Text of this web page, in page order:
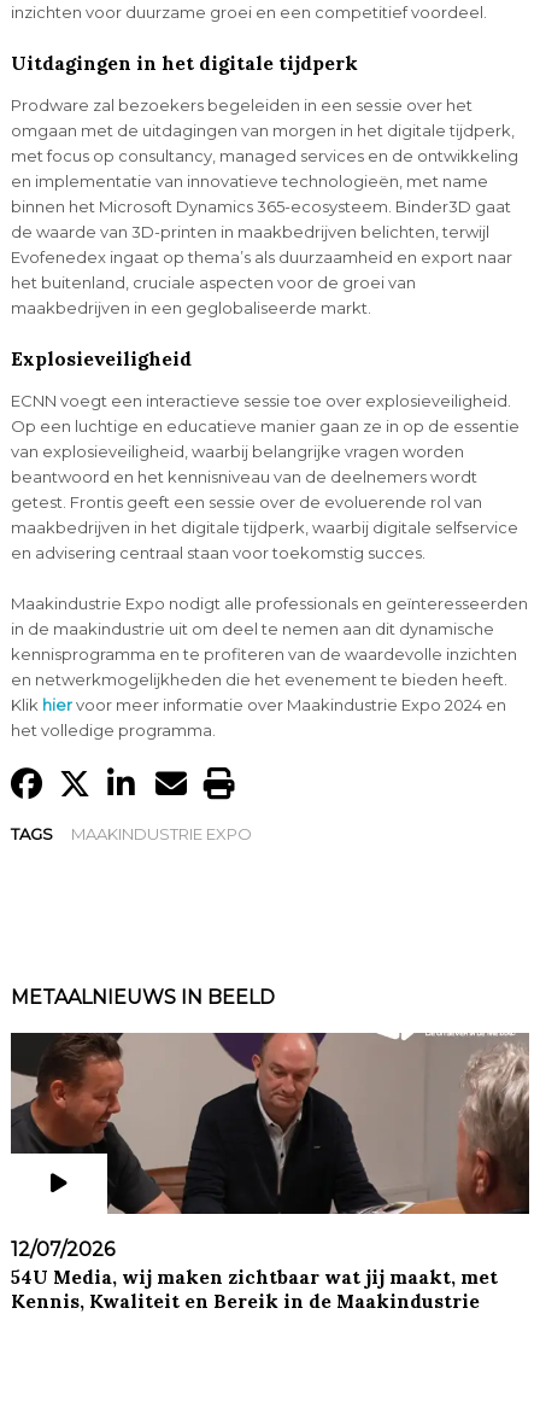
inzichten voor duurzame groei en een competitief voordeel.
Uitdagingen in het digitale tijdperk
Prodware zal bezoekers begeleiden in een sessie over het
omgaan met de uitdagingen van morgen in het digitale tijdperk,
met focus op consultancy, managed services en de ontwikkeling
en implementatie van innovatieve technologieën, met name
binnen het Microsoft Dynamics 365-ecosysteem. Binder3D gaat
de waarde van 3D-printen in maakbedrijven belichten, terwijl
Evofenedex ingaat op thema’s als duurzaamheid en export naar
het buitenland, cruciale aspecten voor de groei van
maakbedrijven in een geglobaliseerde markt.
Explosieveiligheid
ECNN voegt een interactieve sessie toe over explosieveiligheid.
Op een luchtige en educatieve manier gaan ze in op de essentie
van explosieveiligheid, waarbij belangrijke vragen worden
beantwoord en het kennisniveau van de deelnemers wordt
getest. Frontis geeft een sessie over de evoluerende rol van
maakbedrijven in het digitale tijdperk, waarbij digitale selfservice
en advisering centraal staan voor toekomstig succes.
Maakindustrie Expo nodigt alle professionals en geïnteresseerden
in de maakindustrie uit om deel te nemen aan dit dynamische
kennisprogramma en te profiteren van de waardevolle inzichten
en netwerkmogelijkheden die het evenement te bieden heeft.
Klik hiervoor meer informatie over Maakindustrie Expo 2024 en
het volledige programma.
TAGS MAAKINDUSTRIE EXPO
METAALNIEUWS IN BEELD
12/07/2026
54U Media, wij maken zichtbaar wat jij maakt, met
Kennis, Kwaliteit en Bereik in de Maakindustrie